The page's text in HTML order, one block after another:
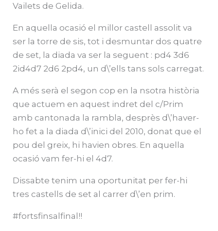
Vailets de Gelida.
En aquella ocasió el millor castell assolit va
ser la torre de sis, tot i desmuntar dos quatre
de set, la diada va ser la seguent : pd4 3d6
2id4d7 2d6 2pd4, un d\’ells tans sols carregat.
A més serà el segon cop en la nsotra història
que actuem en aquest indret del c/Prim
amb cantonada la rambla, desprès d\’haver-
ho fet a la diada d\’inici del 2010, donat que el
pou del greix, hi havien obres. En aquella
ocasió vam fer-hi el 4d7.
Dissabte tenim una oportunitat per fer-hi
tres castells de set al carrer d\’en prim.
#fortsfinsalfinal!!